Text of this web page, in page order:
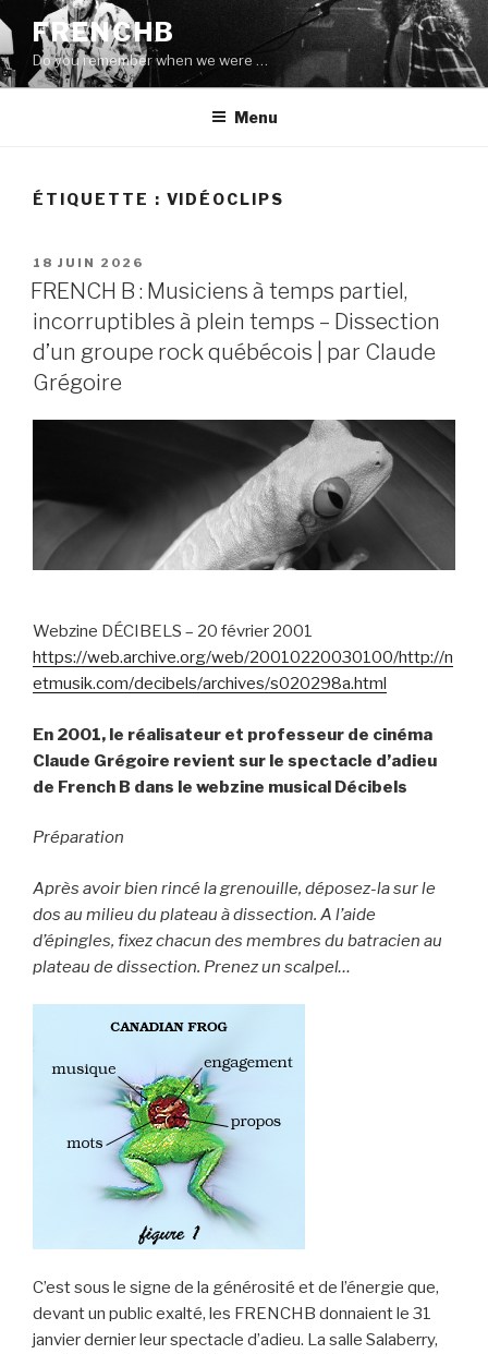
au
contenu
principal
FRENCHB
Do you remember when we were …
Menu
ÉTIQUETTE : VIDÉOCLIPS
PUBLIÉ
LE
18 JUIN 2026
FRENCH B : Musiciens à temps partiel,
incorruptibles à plein temps – Dissection
d’un groupe rock québécois | par Claude
Grégoire
Webzine DÉCIBELS – 20 février 2001
https://web.archive.org/web/20010220030100/http://n
etmusik.com/decibels/archives/s020298a.html
En 2001, le réalisateur et professeur de cinéma
Claude Grégoire revient sur le spectacle d’adieu
de French B dans le webzine musical Décibels
Préparation
Après avoir bien rincé la grenouille, déposez-la sur le
dos au milieu du plateau à dissection. A l’aide
d’épingles, fixez chacun des membres du batracien au
plateau de dissection. Prenez un scalpel…
C’est sous le signe de la générosité et de l’énergie que,
devant un public exalté, les FRENCHB donnaient le 31
janvier dernier leur spectacle d’adieu. La salle Salaberry,